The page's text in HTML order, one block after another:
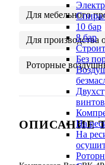
10 бар
8 бар
Без
На
На
Для мебельного
Для производства
Роторные
ОПИСАНИЕ